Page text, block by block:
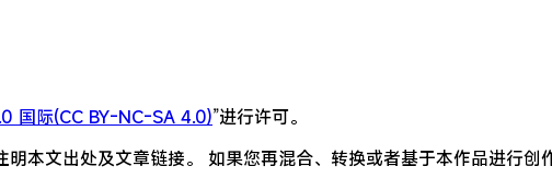
国际(CC BY-NC-SA 4.0)”进行许可。
本文出处及文章链接。 如果您再混合、转换或者基于本作品进行创